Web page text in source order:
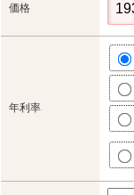
価格
年利率